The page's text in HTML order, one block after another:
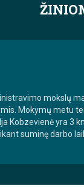
mokslų
Mokymų metu
Kobzevienė yra 3
suminę darbo